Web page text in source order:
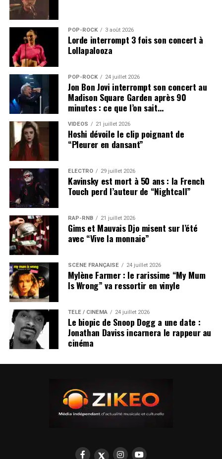
POP-ROCK 3 août 2026
Lorde interrompt 3 fois son concert à
Lollapalooza
POP-ROCK 24 juillet 2026
Jon Bon Jovi interrompt son concert au
Madison Square Garden après 90
minutes : ce que l’on sait…
VIDEOS 21 juillet 2026
Hoshi dévoile le clip poignant de
“Pleurer en dansant”
ÉLECTRO 29 juillet 2026
Kavinsky est mort à 50 ans : la French
Touch perd l’auteur de “Nightcall”
RAP-RNB 21 juillet 2026
Gims et Mauvais Djo misent sur l’été
avec “Vive la monnaie”
SCÈNE FRANÇAISE 24 juillet 2026
Mylène Farmer : le rarissime “My Mum
Is Wrong” va ressortir en vinyle
TÉLÉ / CINÉMA 24 juillet 2026
Le biopic de Snoop Dogg a une date :
Jonathan Daviss incarnera le rappeur au
cinéma